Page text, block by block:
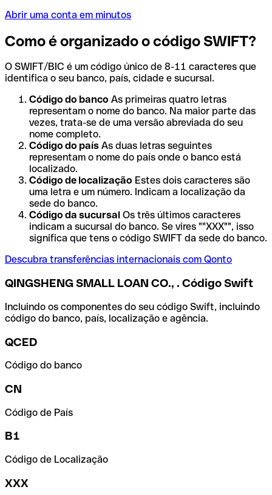
Abrir uma conta em minutos
Como é organizado o código SWIFT?
O SWIFT/BIC é um código único de 8-11 caracteres que
identifica o seu banco, país, cidade e sucursal.
Código do banco As primeiras quatro letras
representam o nome do banco. Na maior parte das
vezes, trata-se de uma versão abreviada do seu
nome completo.
Código do país As duas letras seguintes
representam o nome do país onde o banco está
localizado.
Código de localização Estes dois caracteres são
uma letra e um número. Indicam a localização da
sede do banco.
Código da sucursal Os três últimos caracteres
indicam a sucursal do banco. Se vires ""XXX"", isso
significa que tens o código SWIFT da sede do banco.
Descubra transferências internacionais com Qonto
QINGSHENG SMALL LOAN CO., . Código Swift
Incluindo os componentes do seu código Swift, incluindo
código do banco, país, localização e agência.
QCED
Código do banco
CN
Código de País
B1
Código de Localização
XXX